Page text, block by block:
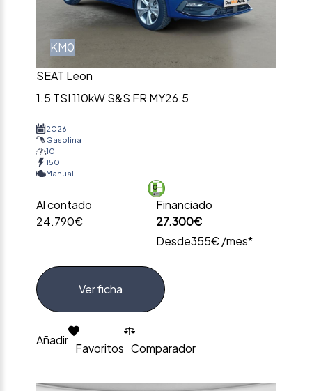
KM0
SEAT Leon
1.5 TSI 110kW S&S FR MY26.5
2026
Gasolina
10
150
Manual
Al contado
24.790€
Financiado
27.300€
Desde355€ /mes*
Ver ficha
Añadir
Favoritos Comparador